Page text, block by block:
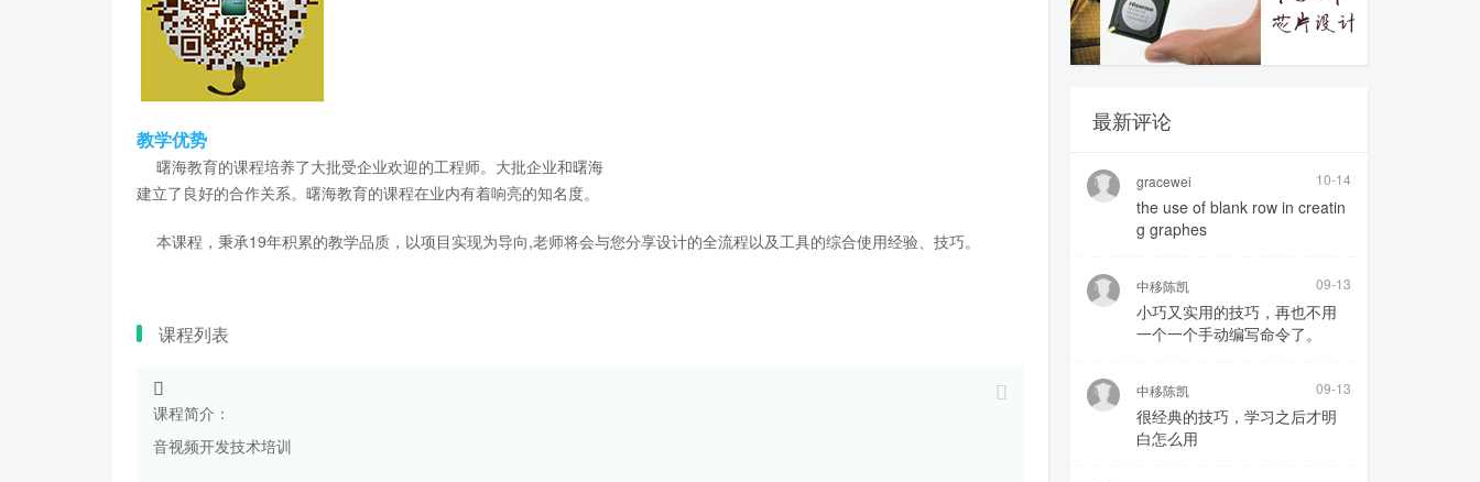
教学优势
曙海教育的课程培养了大批受企业欢迎的工程师。大批企业和曙海
建立了良好的合作关系。曙海教育的课程在业内有着响亮的知名度。
本课程，秉承19年积累的教学品质，以项目实现为导向,老师将会与您分享设计的全流程以及工具的综合使用经验、技巧。
课程列表
课程简介：
音视频开发技术培训
最新评论
gracewei 10-14
the use of blank row in creatin
g graphes
中移陈凯 09-13
小巧又实用的技巧，再也不用
一个一个手动编写命令了。
中移陈凯 09-13
很经典的技巧，学习之后才明
白怎么用